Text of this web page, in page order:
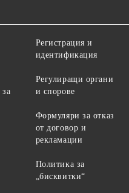
Регистрация и
идентификация
Регулиращи органи
и спорове
Формуляри за отказ
от договор и
рекламации
Политика за
„бисквитки“